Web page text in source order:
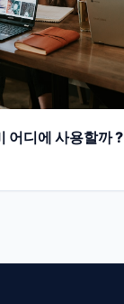
어디에 사용할까 ?